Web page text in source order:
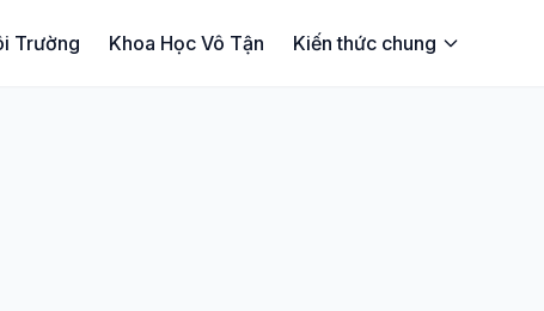
Trường Khoa Học Vô Tận Kiến thức chung